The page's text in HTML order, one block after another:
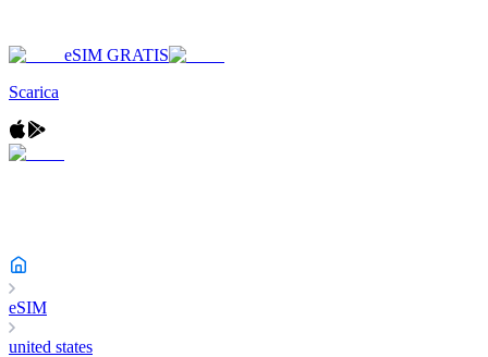
eSIM GRATIS
Scarica
eSIM
united states